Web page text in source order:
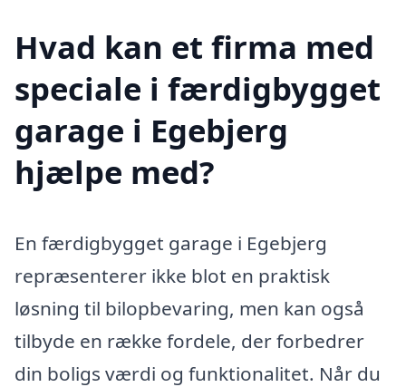
Hvad kan et firma med
speciale i færdigbygget
garage i Egebjerg
hjælpe med?
En færdigbygget garage i Egebjerg
repræsenterer ikke blot en praktisk
løsning til bilopbevaring, men kan også
tilbyde en række fordele, der forbedrer
din boligs værdi og funktionalitet. Når du